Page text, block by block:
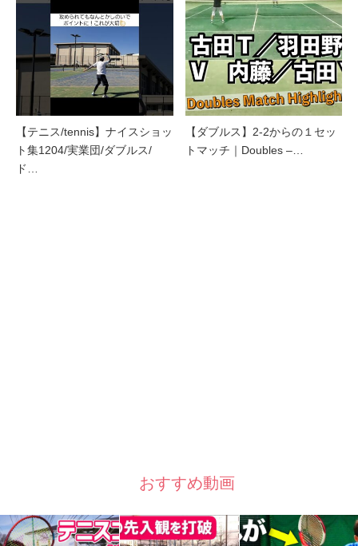
【テニス/tennis】ナイスショッ
ト集1204/実業団/ダブルス/
ド…
【ダブルス】2-2からの１セッ
トマッチ｜Doubles –…
おすすめ動画